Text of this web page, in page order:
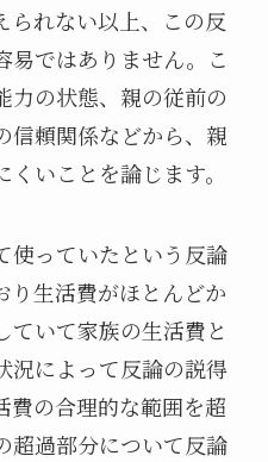
られない以上、この反
易ではありません。こ
力の状態、親の従前の
信頼関係などから、親
いことを論じます。
使っていたという反論
り生活費がほとんどか
ていて家族の生活費と
況によって反論の説得
費の合理的な範囲を超
超過部分について反論